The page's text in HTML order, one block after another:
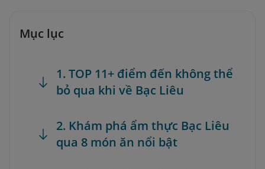
Mục lục
1. TOP 11+ điểm đến không thể
bỏ qua khi về Bạc Liêu
2. Khám phá ẩm thực Bạc Liêu
qua 8 món ăn nổi bật